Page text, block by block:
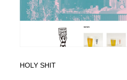
HOLY SHIT